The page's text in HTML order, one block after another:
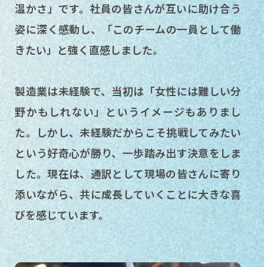
温かさ」です。社員の皆さんが互いに助け合う
姿に深く感動し、「このチームの一員として働
きたい」と強く直感しました。
製造業は未経験で、当初は「女性には難しい分
野かもしれない」というイメージもありまし
た。しかし、未経験だからこそ挑戦してみたい
という好奇心が勝り、一歩踏み出す決意をしま
した。現在は、通訳として現場の皆さんに寄り
添いながら、共に成長していくことに大きな喜
びを感じています。